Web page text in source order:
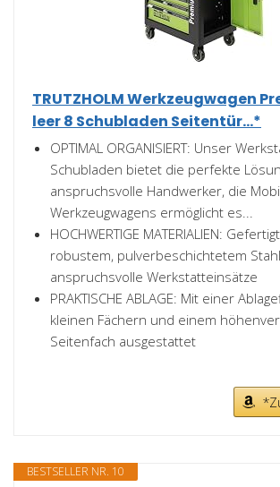
TRUTZHOLM Werkzeugwagen
leer 8 Schubladen Seitentür...*
OPTIMAL ORGANISIERT: Unser
Schubladen bietet die perfekte
anspruchsvolle Handwerker, die
Werkzeugwagens ermöglicht es...
HOCHWERTIGE MATERIALIEN:
robustem, pulverbeschichtetem
anspruchsvolle Werkstatteinsätze
PRAKTISCHE ABLAGE: Mit einer
kleinen Fächern und einem
Seitenfach ausgestattet
BESTSELLER NR. 10